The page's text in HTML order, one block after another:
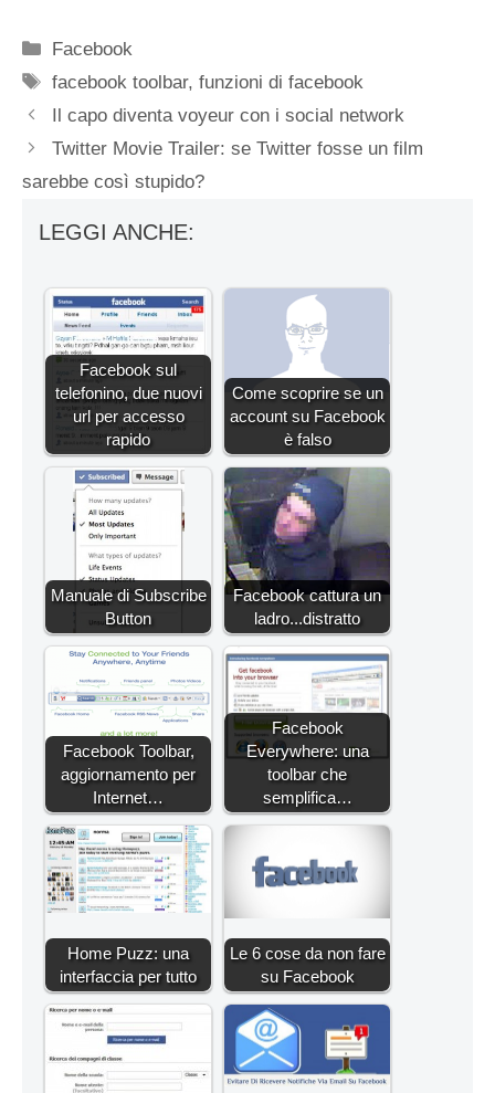
Categorie
Facebook
Tag
facebook toolbar,funzioni di facebook
Il capo diventa voyeur con i social network
Twitter Movie Trailer: se Twitter fosse un film
sarebbe così stupido?
LEGGI ANCHE:
Facebook sul
telefonino, due nuovi
url per accesso
rapido
Come scoprire se un
account su Facebook
è falso
Manuale di Subscribe
Button
Facebook cattura un
ladro...distratto
Facebook Toolbar,
aggiornamento per
Internet…
Facebook
Everywhere: una
toolbar che
semplifica…
Home Puzz: una
interfaccia per tutto
Le 6 cose da non fare
su Facebook